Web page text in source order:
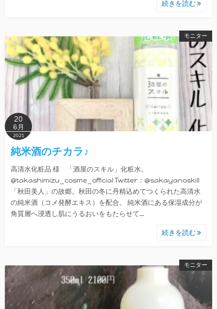
続きを読む
モニター
20
6月
2021
純米酒のチカラ♪
高清水化粧品 様 「酒屋のスキル」化粧水。
@takashimizu_cosme_official Twitter：@sakayanoskill
「秋田美人」の故郷。秋田の冬に丹精込めてつくられた高清水
の純米酒（コメ発酵エキス）を配合。 純米酒にある保湿成分が
角質層へ浸透し肌にうるおいをもたらせて…
続きを読む
モニター